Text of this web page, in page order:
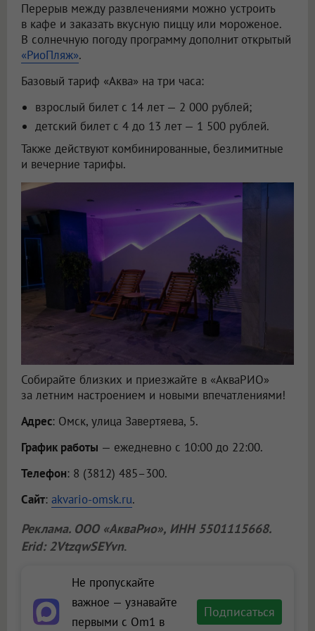
Перерыв между развлечениями можно устроить
в кафе и заказать вкусную пиццу или мороженое.
В солнечную погоду программу дополнит открытый
«РиоПляж».
Базовый тариф «Аква» на три часа:
взрослый билет с 14 лет — 2 000 рублей;
детский билет с 4 до 13 лет — 1 500 рублей.
Также действуют комбинированные, безлимитные
и вечерние тарифы.
Собирайте близких и приезжайте в «АкваРИО»
за летним настроением и новыми впечатлениями!
Адрес: Омск, улица Завертяева, 5.
График работы — ежедневно с 10:00 до 22:00.
Телефон: 8 (3812) 485–300.
Сайт: akvario-omsk.ru.
Реклама. ООО «АкваРио», ИНН 5501115668.
Erid: 2VtzqwSEYvn.
Не пропускайте
важное — узнавайте
первыми с Om1 в
Подписаться